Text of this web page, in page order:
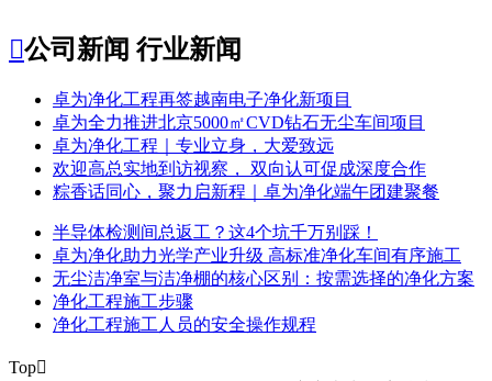
公司新闻 行业新闻
​卓为净化工程再签越南电子净化新项目
卓为全力推进北京5000㎡CVD钻石无尘车间项目
卓为净化工程｜专业立身，大爱致远
欢迎高总实地到访视察， 双向认可促成深度合作
粽香话同心，聚力启新程｜卓为净化端午团建聚餐
半导体检测间总返工？这4个坑千万别踩！
卓为净化助力光学产业升级 高标准净化车间有序施工
无尘洁净室与洁净棚的核心区别：按需选择的净化方案
净化工程施工步骤
净化工程施工人员的安全操作规程
Top